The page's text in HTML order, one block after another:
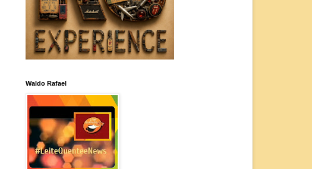
Waldo Rafael